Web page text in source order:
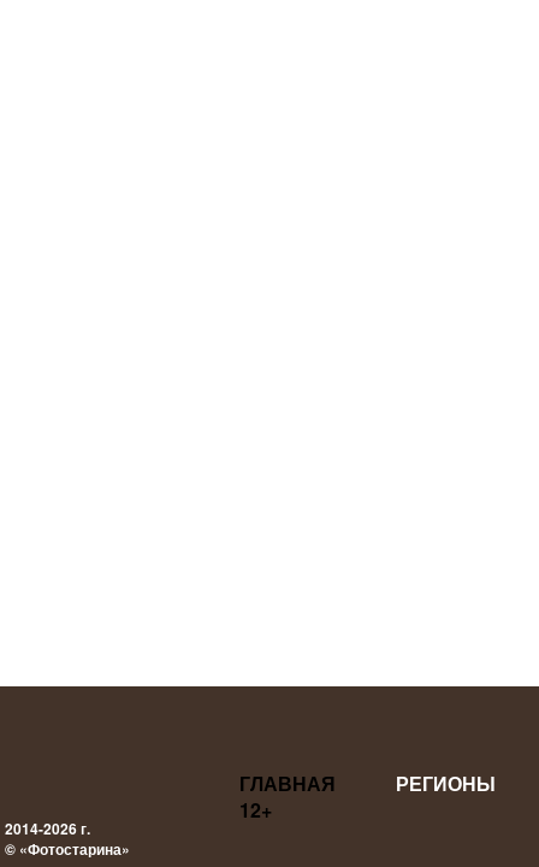
2014-2026 г.
© «Фотостарина»
ГЛАВНАЯ
РЕГИОНЫ
12+